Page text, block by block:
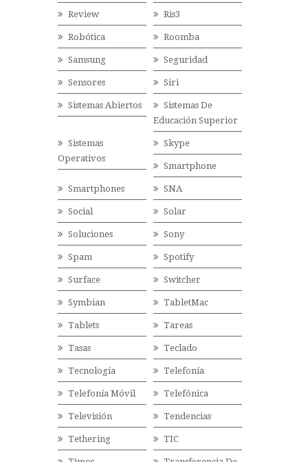
Review Ris3
Robótica Roomba
Samsung Seguridad
Sensores Siri
Sistemas Abiertos
Sistemas De
Educación Superior
Sistemas
Operativos
Skype
Smartphone
Smartphones SNA
Social Solar
Soluciones Sony
Spam Spotify
Surface Switcher
Symbian TabletMac
Tablets Tareas
Tasas Teclado
Tecnología Telefonía
Telefonía Móvil Telefónica
Televisión Tendencias
Tethering TIC